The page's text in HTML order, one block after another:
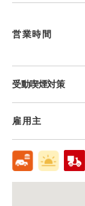
営業時間
受動喫煙対策
雇用主